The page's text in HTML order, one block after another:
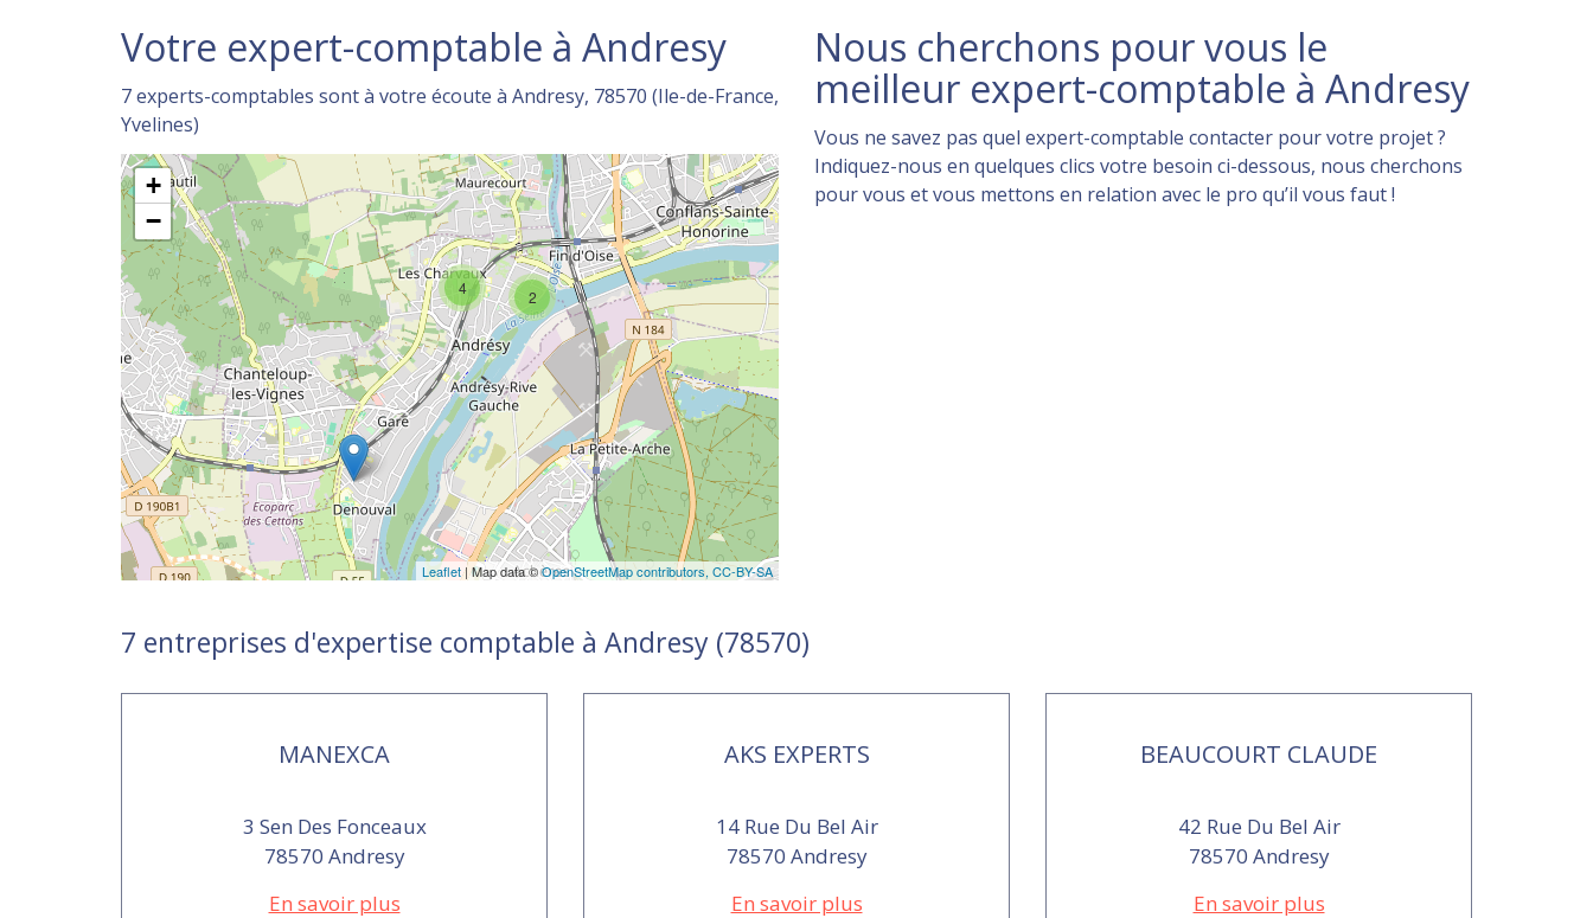
Votre expert-comptable à Andresy
7 experts-comptables sont à votre écoute à Andresy, 78570 (Ile-de-France,
Yvelines)
2
4
+
−
Leaflet| Map data ©OpenStreetMap contributors, CC-BY-SA
Nous cherchons pour vous le
meilleur expert-comptable à Andresy
Vous ne savez pas quel expert-comptable contacter pour votre projet ?
Indiquez-nous en quelques clics votre besoin ci-dessous, nous cherchons
pour vous et vous mettons en relation avec le pro qu’il vous faut !
7 entreprises d'expertise comptable à Andresy (78570)
MANEXCA
3 Sen Des Fonceaux
78570 Andresy
En savoir plus
AKS EXPERTS
14 Rue Du Bel Air
78570 Andresy
En savoir plus
BEAUCOURT CLAUDE
42 Rue Du Bel Air
78570 Andresy
En savoir plus